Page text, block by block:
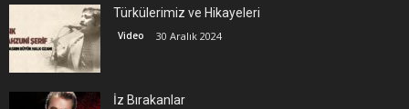
Türkülerimiz ve Hikayeleri
Video 30 Aralık 2024
İz Bırakanlar